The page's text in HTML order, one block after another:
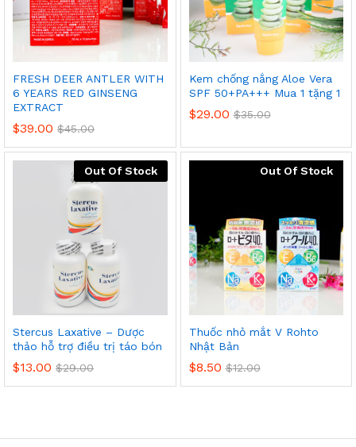
FRESH DEER ANTLER WITH
6 YEARS RED GINSENG
EXTRACT
$39.00 $45.00
Kem chống nắng Aloe Vera
SPF 50+PA+++ Mua 1 tặng 1
$29.00 $35.00
Out Of Stock
Stercus Laxative – Dược
thảo hỗ trợ điều trị táo bón
$13.00 $29.00
Out Of Stock
Thuốc nhỏ mắt V Rohto
Nhật Bản
$8.50 $12.00